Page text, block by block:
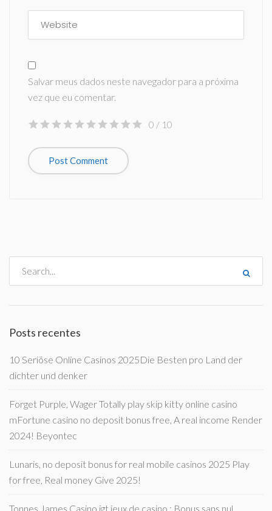
Salvar meus dados neste navegador para a próxima
vez que eu comentar.
0 / 10
Posts recentes
10 Seriöse Online Casinos 2025Die Besten pro Land der
dichter und denker
Forget Purple, Wager Totally play skip kitty online casino
mFortune casino no deposit bonus free, A real income Render
2024! Beyontec
Lunaris, no deposit bonus for real mobile casinos 2025 Play
for free, Real money Give 2025!
Tonnes James Casino igt jeux de casino : Bonus sans nul